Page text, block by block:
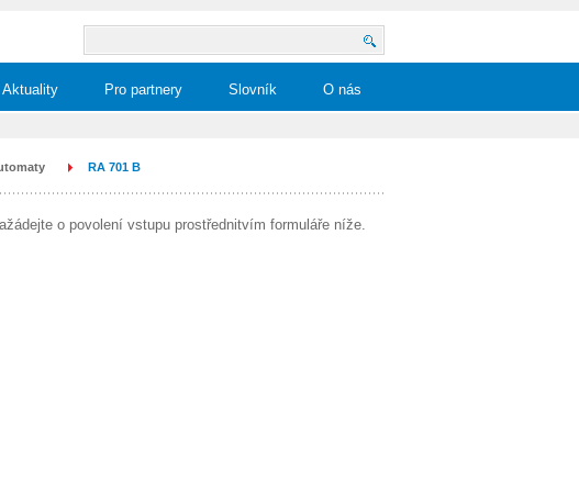
Aktuality Pro partnery Slovník O nás
RA 701 B
o povolení vstupu prostřednitvím formuláře níže.